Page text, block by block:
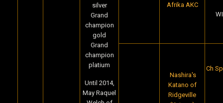
silver
Grand
champion
gold
Grand
champion
platium
Until 2014,
May Raquel
Afrika AKC
Nashira's
Katano of
Ridgeville
Ch